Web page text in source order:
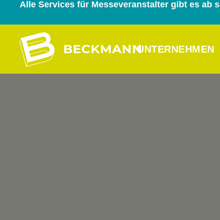
Alle Services für Messeveranstalter gibt es ab
UNTERNEHMEN